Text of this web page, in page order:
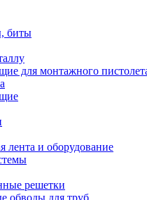
биты
для монтажного
лента и оборудование
решетки
обводы для труб